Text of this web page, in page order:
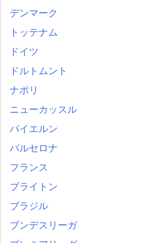
デンマーク
トッテナム
ドイツ
ドルトムント
ナポリ
ニューカッスル
バイエルン
バルセロナ
フランス
ブライトン
ブラジル
ブンデスリーガ